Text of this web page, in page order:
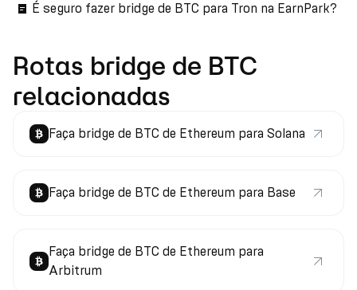
É seguro fazer bridge de BTC para Tron na EarnPark?
Rotas bridge de BTC
relacionadas
Faça bridge de BTC de Ethereum para Solana
Faça bridge de BTC de Ethereum para Base
Faça bridge de BTC de Ethereum para
Arbitrum